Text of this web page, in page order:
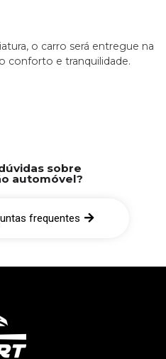
o carro será entregue na
conforto e tranquilidade.
sobre
automóvel?
frequentes